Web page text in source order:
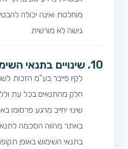
מוחלטת ואינה יכולה
גישה לא מורשית.
10. שינויים בתנאי השימוש
לקיו פייבר בע"מ הזכות
חלק מהתנאים בכל עת
שינוי יחייב מרגע
באתר מהווה הסכמה
בתנאי השימוש באופן